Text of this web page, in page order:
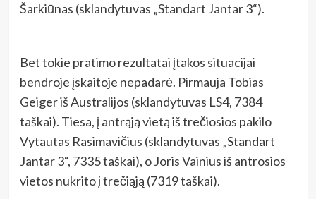
Šarkiūnas (sklandytuvas „Standart Jantar 3“).
Bet tokie pratimo rezultatai įtakos situacijai
bendroje įskaitoje nepadarė. Pirmauja Tobias
Geiger iš Australijos (sklandytuvas LS4, 7384
taškai). Tiesa, į antrąją vietą iš trečiosios pakilo
Vytautas Rasimavičius (sklandytuvas „Standart
Jantar 3“, 7335 taškai), o Joris Vainius iš antrosios
vietos nukrito į trečiąją (7319 taškai).